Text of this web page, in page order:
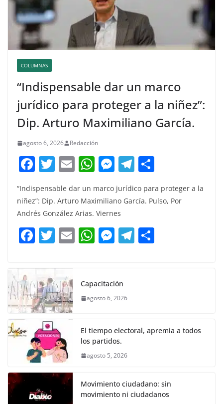
COLUMNAS
“Indispensable dar un marco
jurídico para proteger a la niñez”:
Dip. Arturo Maximiliano García.
agosto 6, 2026 Redacción
F
c
e
b
o
k
T
w
itt
er
E
ai
l
W
at
s
A
p
M
e
ss
e
n
g
T
e
a
m
m
“Indispensable dar un marco jurídico para proteger a la
niñez”: Dip. Arturo Maximiliano García. Pulso, Por
Andrés González Arias. Viernes
F
c
e
b
o
o
k
T
itt
er
E W
s
A
p
M
e
n
er
T
Capacitación
agosto 6, 2026
El tiempo electoral, apremia a todos
los partidos.
agosto 5, 2026
Movimiento ciudadano: sin
movimiento ni ciudadanos